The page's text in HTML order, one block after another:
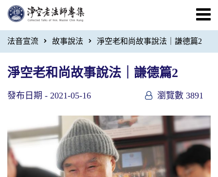
法音宣流 故事說法 淨空老和尚故事說法｜謙德篇2
淨空老和尚故事說法｜謙德篇2
發布日期 - 2021-05-16 瀏覽數 3891